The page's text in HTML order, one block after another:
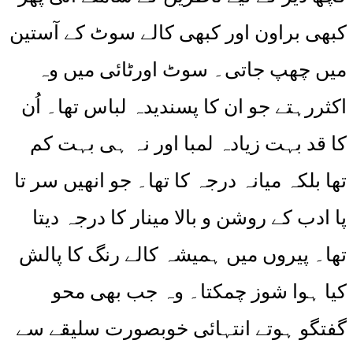
کبھی براون اور کبھی کالے سوٹ کے آستین
میں چھپ جاتی۔ سوٹ اورٹائی میں وہ
اکثررہتے جو ان کا پسندیدہ لباس تھا۔ اُن
کا قد بہت زیادہ لمبا اور نہ ہی بہت کم
تھا بلکہ میانہ درجہ کا تھا۔ جو انھیں سر تا
پا ادب کے روشن و بالا مینار کا درجہ دیتا
تھا۔ پیروں میں ہمیشہ کالے رنگ کا پالش
کیا ہوا شوز چمکتا۔ وہ جب بھی محو
گفتگو ہوتے انتہائی خوبصورت سلیقے سے